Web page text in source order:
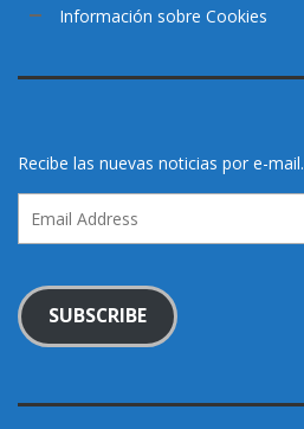
Información sobre Cookies
Recibe las nuevas noticias por e-mail.
Address
SUBSCRIBE